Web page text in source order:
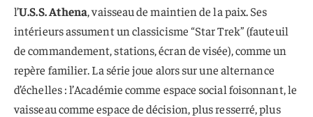
l’U.S.S. Athena, vaisseau de maintien de la paix. Ses
intérieurs assument un classicisme “Star Trek” (fauteuil
de commandement, stations, écran de visée), comme un
repère familier. La série joue alors sur une alternance
d’échelles : l’Académie comme espace social foisonnant, le
vaisseau comme espace de décision, plus resserré, plus